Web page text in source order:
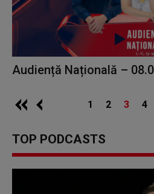
Audiență Națională –
1 2 3 4
TOP PODCASTS